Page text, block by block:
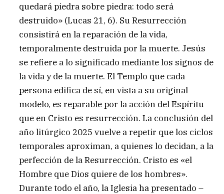
quedará piedra sobre piedra: todo será
destruido» (Lucas 21, 6). Su Resurrección
consistirá en la reparación de la vida,
temporalmente destruida por la muerte. Jesús
se refiere a lo significado mediante los signos de
la vida y de la muerte. El Templo que cada
persona edifica de sí, en vista a su original
modelo, es reparable por la acción del Espíritu
que en Cristo es resurrección. La conclusión del
año litúrgico 2025 vuelve a repetir que los ciclos
temporales aproximan, a quienes lo decidan, a la
perfección de la Resurrección. Cristo es «el
Hombre que Dios quiere de los hombres».
Durante todo el año, la Iglesia ha presentado –